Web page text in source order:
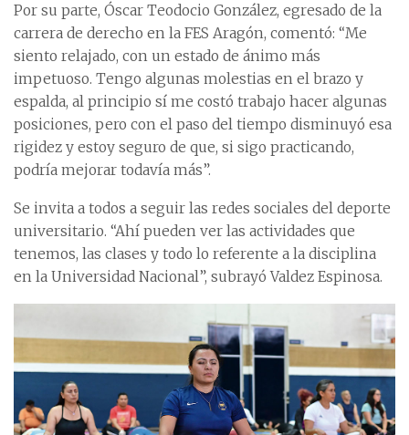
Por su parte, Óscar Teodocio González, egresado de la
carrera de derecho en la FES Aragón, comentó: “Me
siento relajado, con un estado de ánimo más
impetuoso. Tengo algunas molestias en el brazo y
espalda, al principio sí me costó trabajo hacer algunas
posiciones, pero con el paso del tiempo disminuyó esa
rigidez y estoy seguro de que, si sigo practicando,
podría mejorar todavía más”.
Se invita a todos a seguir las redes sociales del deporte
universitario. “Ahí pueden ver las actividades que
tenemos, las clases y todo lo referente a la disciplina
en la Universidad Nacional”, subrayó Valdez Espinosa.